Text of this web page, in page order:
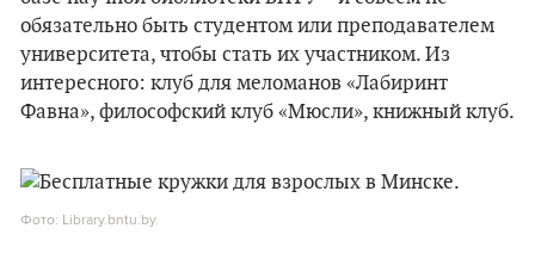
обязательно быть студентом или преподавателем
университета, чтобы стать их участником. Из
интересного: клуб для меломанов «Лабиринт
Фавна», философский клуб «Мюсли», книжный клуб.
Фото: Library.bntu.by.